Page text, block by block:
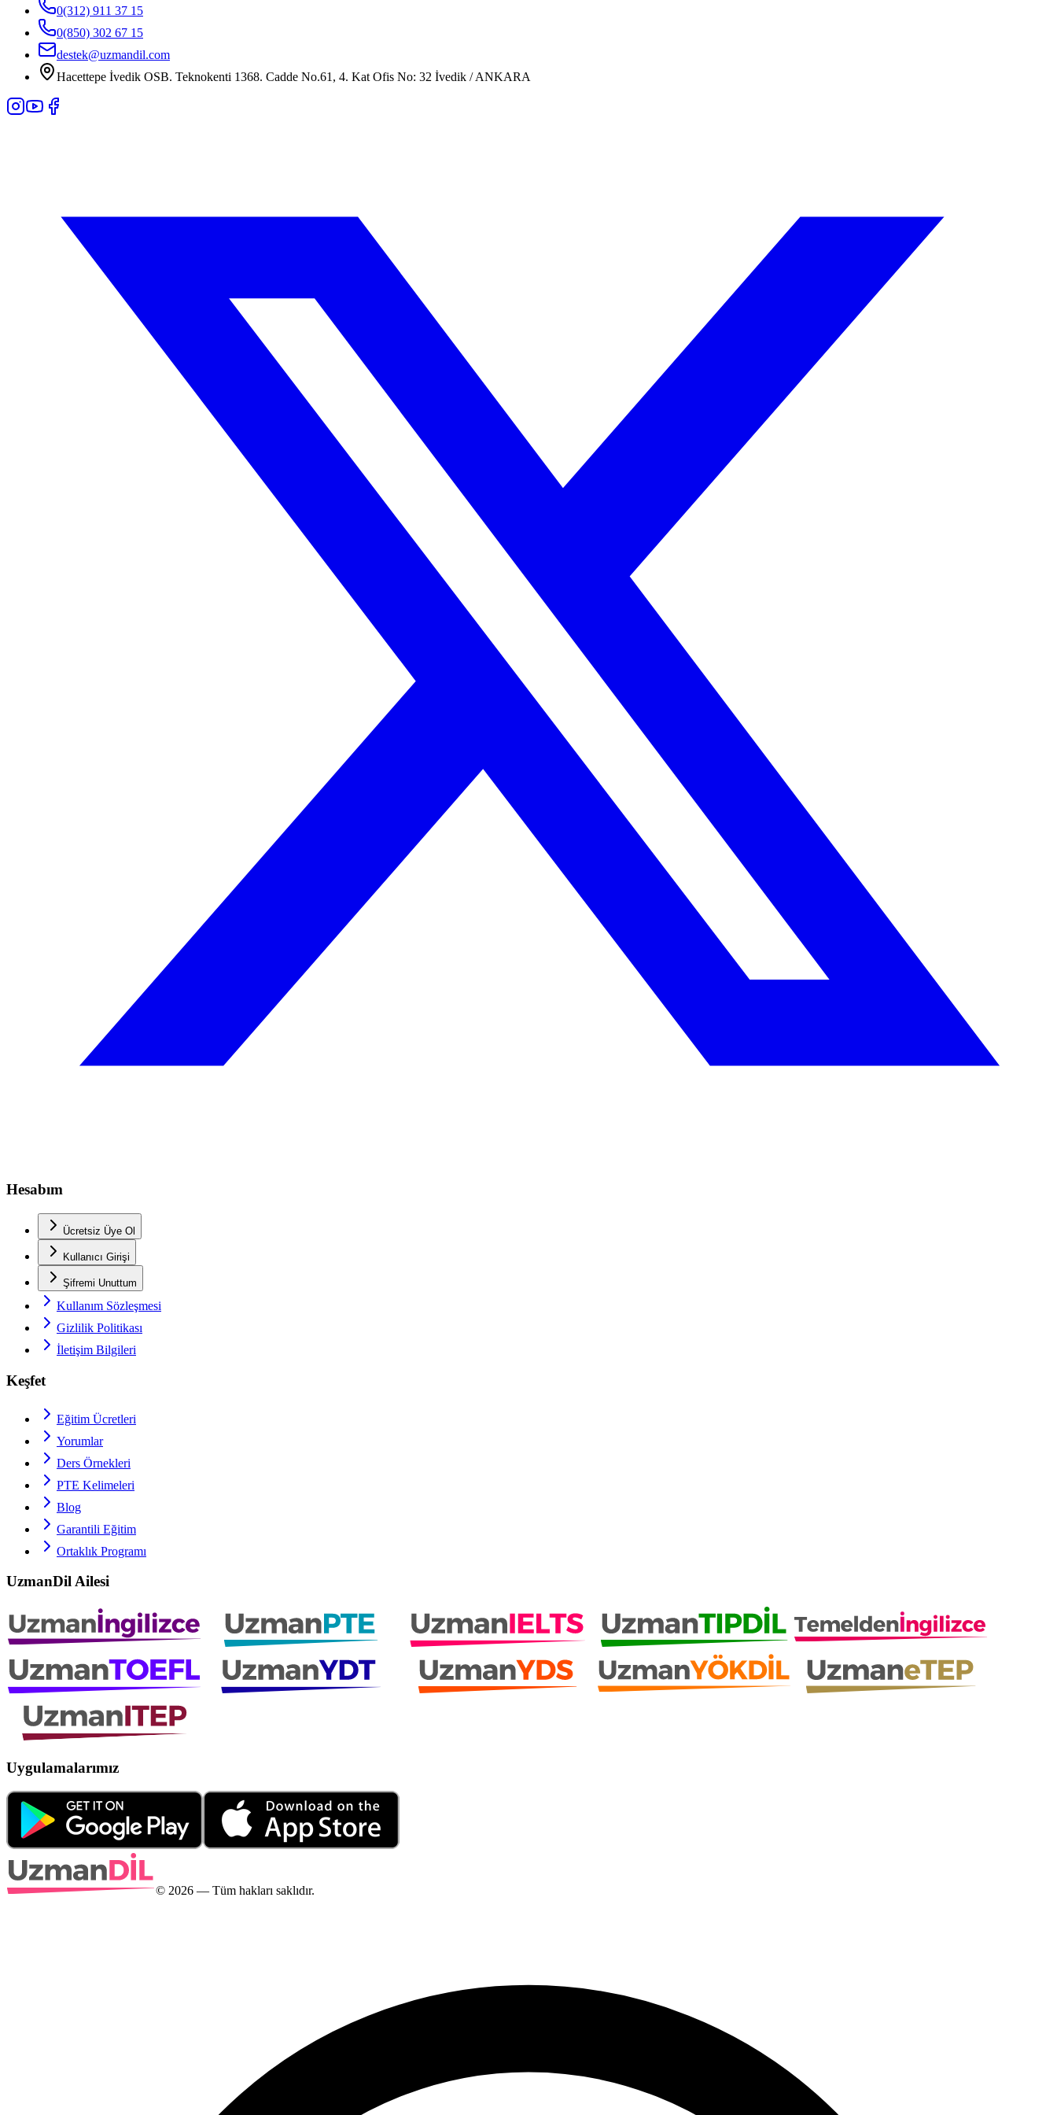
0(312) 911 37 15
0(850) 302 67 15
destek@uzmandil.com
Hacettepe İvedik OSB. Teknokenti 1368. Cadde No.61, 4. Kat Ofis No: 32 İvedik / ANKARA
Hesabım
Ücretsiz Üye Ol
Kullanıcı Girişi
Şifremi Unuttum
Kullanım Sözleşmesi
Gizlilik Politikası
İletişim Bilgileri
Keşfet
Eğitim Ücretleri
Yorumlar
Ders Örnekleri
PTE Kelimeleri
Blog
Garantili Eğitim
Ortaklık Programı
UzmanDil Ailesi
Uygulamalarımız
© 2026 — Tüm hakları saklıdır.